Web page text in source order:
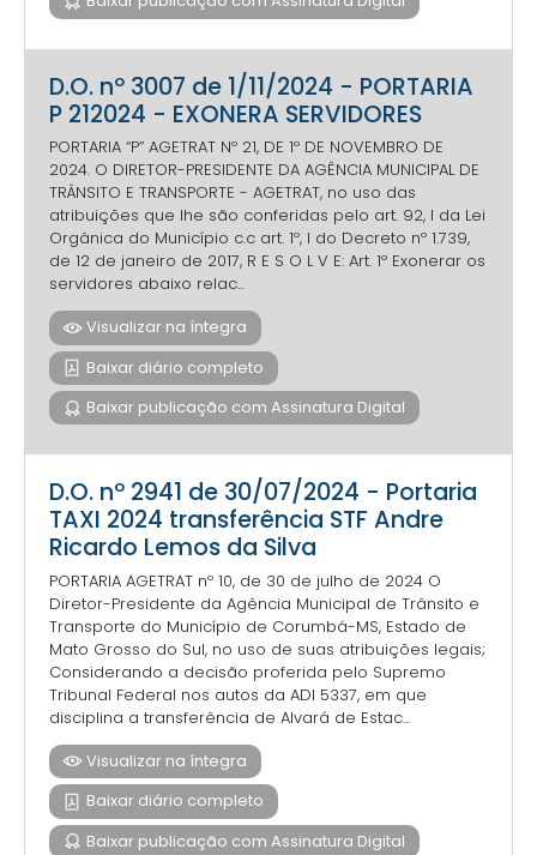
D.O. nº 3007 de 1/11/2024 - PORTARIA
P 212024 - EXONERA SERVIDORES
PORTARIA “P” AGETRAT Nº 21, DE 1º DE NOVEMBRO DE
2024. O DIRETOR-PRESIDENTE DA AGÊNCIA MUNICIPAL DE
TRÂNSITO E TRANSPORTE - AGETRAT, no uso das
atribuições que lhe são conferidas pelo art. 92, I da Lei
Orgânica do Município c.c art. 1º, I do Decreto nº 1.739,
de 12 de janeiro de 2017, R E S O L V E: Art. 1º Exonerar os
servidores abaixo relac...
Visualizar na íntegra
Baixar diário completo
Baixar publicação com Assinatura Digital
D.O. nº 2941 de 30/07/2024 - Portaria
TAXI 2024 transferência STF Andre
Ricardo Lemos da Silva
PORTARIA AGETRAT nº 10, de 30 de julho de 2024 O
Diretor-Presidente da Agência Municipal de Trânsito e
Transporte do Município de Corumbá-MS, Estado de
Mato Grosso do Sul, no uso de suas atribuições legais;
Considerando a decisão proferida pelo Supremo
Tribunal Federal nos autos da ADI 5337, em que
disciplina a transferência de Alvará de Estac...
Visualizar na íntegra
Baixar diário completo
Baixar publicação com Assinatura Digital